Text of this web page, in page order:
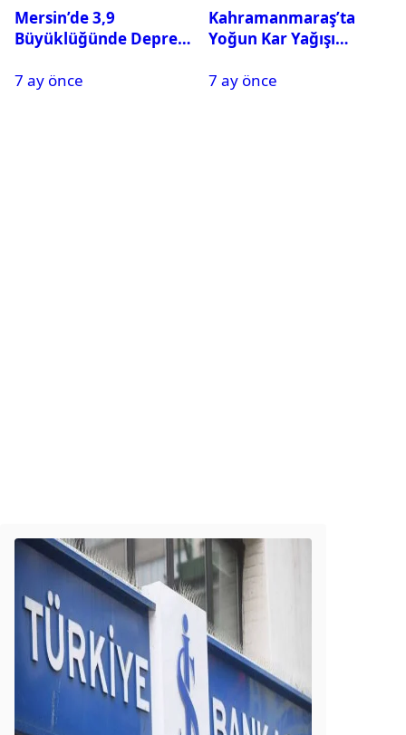
Mersin’de 3,9
Büyüklüğünde Deprem
7 ay önce
Kahramanmaraş’ta
Yoğun Kar Yağışı
Tatil
7 ay önce